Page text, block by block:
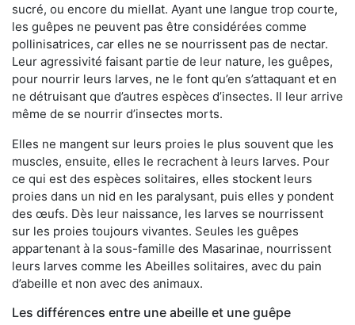
sucré, ou encore du miellat. Ayant une langue trop courte,
les guêpes ne peuvent pas être considérées comme
pollinisatrices, car elles ne se nourrissent pas de nectar.
Leur agressivité faisant partie de leur nature, les guêpes,
pour nourrir leurs larves, ne le font qu’en s’attaquant et en
ne détruisant que d’autres espèces d’insectes. Il leur arrive
même de se nourrir d’insectes morts.
Elles ne mangent sur leurs proies le plus souvent que les
muscles, ensuite, elles le recrachent à leurs larves. Pour
ce qui est des espèces solitaires, elles stockent leurs
proies dans un nid en les paralysant, puis elles y pondent
des œufs. Dès leur naissance, les larves se nourrissent
sur les proies toujours vivantes. Seules les guêpes
appartenant à la sous-famille des Masarinae, nourrissent
leurs larves comme les Abeilles solitaires, avec du pain
d’abeille et non avec des animaux.
Les différences entre une abeille et une guêpe